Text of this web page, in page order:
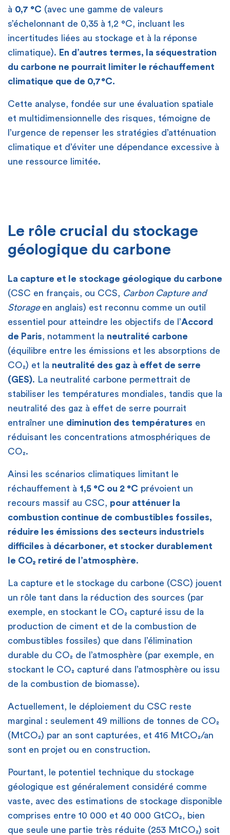
à 0,7 °C (avec une gamme de valeurs
s’échelonnant de 0,35 à 1,2 °C, incluant les
incertitudes liées au stockage et à la réponse
climatique). En d’autres termes, la séquestration
du carbone ne pourrait limiter le réchauffement
climatique que de 0,7°C.
Cette analyse, fondée sur une évaluation spatiale
et multidimensionnelle des risques, témoigne de
l’urgence de repenser les stratégies d’atténuation
climatique et d’éviter une dépendance excessive à
une ressource limitée.
Le rôle crucial du stockage
géologique du carbone
La capture et le stockage géologique du carbone
(CSC en français, ou CCS,
Carbon Capture and
Storage en anglais) est reconnu comme un outil
essentiel pour atteindre les objectifs de l’Accord
de Paris , notamment la neutralité carbone
(équilibre entre les émissions et les absorptions de
CO₂) et la neutralité des gaz à effet de serre
(GES). La neutralité carbone permettrait de
stabiliser les températures mondiales, tandis que la
neutralité des gaz à effet de serre pourrait
entraîner une diminution des températures en
réduisant les concentrations atmosphériques de
CO₂.
Ainsi les scénarios climatiques limitant le
réchauffement à 1,5 °C ou 2 °C prévoient un
recours massif au CSC, pour atténuer la
combustion continue de combustibles fossiles,
réduire les émissions des secteurs industriels
difficiles à décarboner, et stocker durablement
le CO₂ retiré de l’atmosphère.
La capture et le stockage du carbone (CSC) jouent
un rôle tant dans la réduction des sources (par
exemple, en stockant le CO₂ capturé issu de la
production de ciment et de la combustion de
combustibles fossiles) que dans l’élimination
durable du CO₂ de l’atmosphère (par exemple, en
stockant le CO₂ capturé dans l’atmosphère ou issu
de la combustion de biomasse).
Actuellement, le déploiement du CSC reste
marginal : seulement 49 millions de tonnes de CO₂
(MtCO₂) par an sont capturées, et 416 MtCO₂/an
sont en projet ou en construction.
Pourtant, le potentiel technique du stockage
géologique est généralement considéré comme
vaste, avec des estimations de stockage disponible
comprises entre 10 000 et 40 000 GtCO₂, bien
que seule une partie très réduite (253 MtCO₂) soit